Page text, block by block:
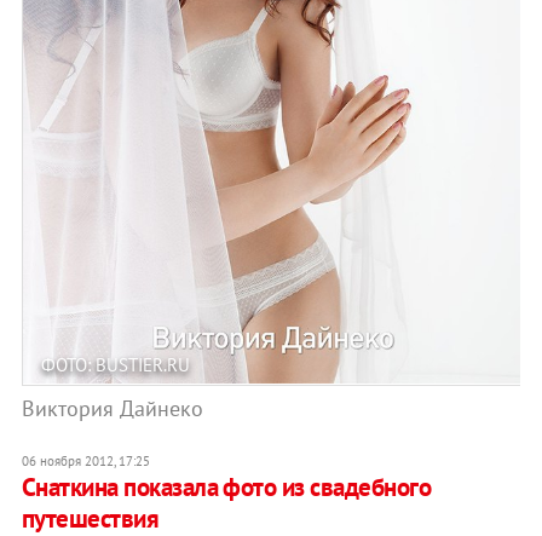
ФОТО: BUSTIER.RU
Виктория Дайнеко
06 ноября 2012, 17:25
Снаткина показала фото из свадебного
путешествия